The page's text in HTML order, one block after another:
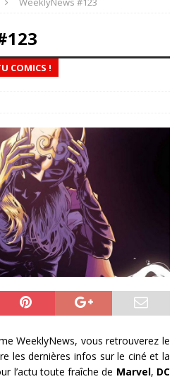
COMICS !
WeeklyNews, vous retrouverez le
les dernières infos sur le ciné et la
l’actu toute fraîche de Marvel, DC